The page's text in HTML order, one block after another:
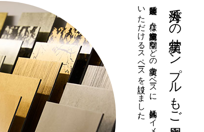
海外での実績サンプルもご用意
。